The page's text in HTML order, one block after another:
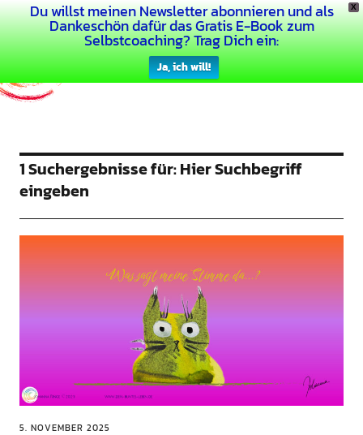
X
Du willst meinen Newsletter abonnieren und als
Dankeschön dafür das Gratis E-Book zum
Selbstcoaching? Trag Dich ein:
Ja, ich will!
Dein Buntes Leben
1 Suchergebnisse für:Hier Suchbegriff
eingeben
5. NOVEMBER 2025